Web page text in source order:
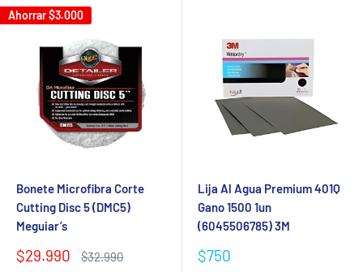
Ahorrar$3.000
Bonete Microfibra Corte
Cutting Disc 5 (DMC5)
Meguiar’s
Precio
$29.990
Precio
$32.990
Lija Al Agua Premium 401Q
Gano 1500 1un
(6045506785) 3M
Precio
$750